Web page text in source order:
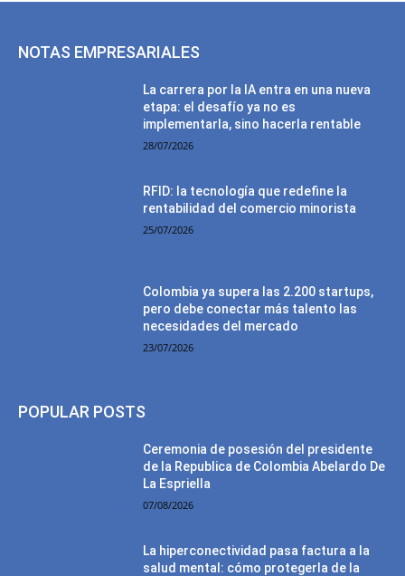
NOTAS EMPRESARIALES
La carrera por la IA entra en una nueva
etapa: el desafío ya no es
implementarla, sino hacerla rentable
28/07/2026
RFID: la tecnología que redefine la
rentabilidad del comercio minorista
25/07/2026
Colombia ya supera las 2.200 startups,
pero debe conectar más talento las
necesidades del mercado
23/07/2026
POPULAR POSTS
Ceremonia de posesión del presidente
de la Republica de Colombia Abelardo De
La Espriella
07/08/2026
La hiperconectividad pasa factura a la
salud mental: cómo protegerla de la